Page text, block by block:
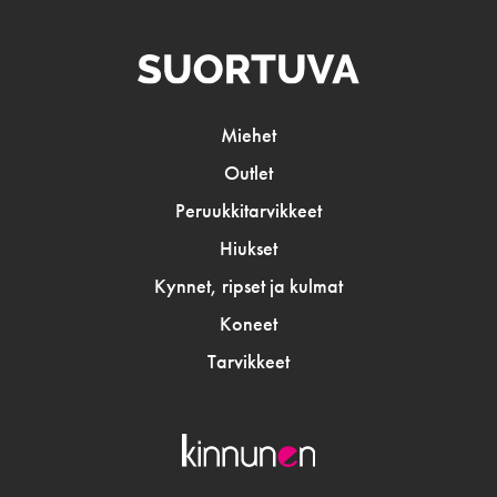
Miehet
Outlet
Peruukkitarvikkeet
Hiukset
Kynnet, ripset ja kulmat
Koneet
Tarvikkeet